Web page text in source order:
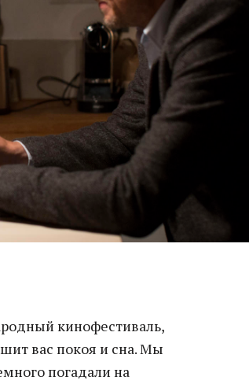
кинофестиваль,
вас покоя и сна. Мы
погадали на